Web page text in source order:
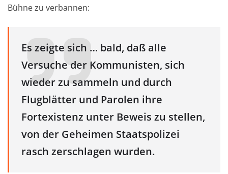
Bühne zu verbannen:
Es zeigte sich … bald, daß alle
Versuche der Kommunisten, sich
wieder zu sammeln und durch
Flugblätter und Parolen ihre
Fortexistenz unter Beweis zu stellen,
von der Geheimen Staatspolizei
rasch zerschlagen wurden.